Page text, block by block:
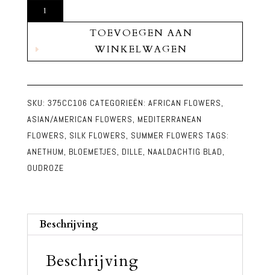
Kunst
Tak
Anethum
aantal
TOEVOEGEN AAN
WINKELWAGEN
SKU: 375CC106 CATEGORIEËN: AFRICAN FLOWERS,
ASIAN/AMERICAN FLOWERS, MEDITERRANEAN
FLOWERS, SILK FLOWERS, SUMMER FLOWERS TAGS:
ANETHUM, BLOEMETJES, DILLE, NAALDACHTIG BLAD,
OUDROZE
Beschrijving
Beschrijving